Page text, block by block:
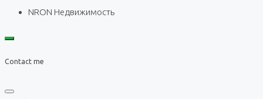
NRON Недвижимость
Contact me